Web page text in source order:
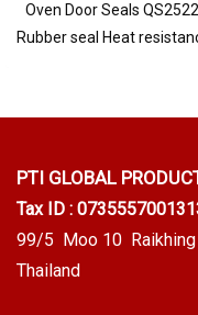
Oven Door Seals
Rubber seal Heat
food grade, safe for use
quantity 10 meters
022577145 MB:
0926568846/0982539956
PTI GLOBAL
Tax ID :
99/5 Moo 10 Raikhing
Thailand